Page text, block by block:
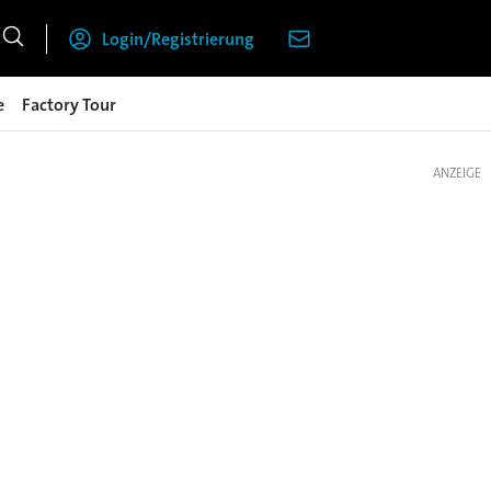
Login/Registrierung
Factory Tour
ANZEIGE